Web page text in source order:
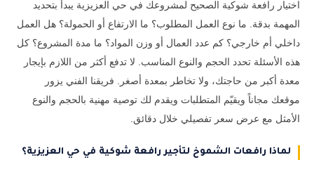
اختيار رافعة شوكية الصحيح لمشروعك في حي العزيزية يبدأ بتحديد
المهمة بدقة. ما نوع العمل المطلوب؟ ما الارتفاع أو الحمولة؟ هل العمل
داخلي أم خارجي؟ كم عدد العمال أو وزن المواد؟ ما مدة المشروع؟ كل
هذه الأسئلة تحدد الحجم والنوع المناسب. لا تدفع أكثر من اللازم بإيجار
معدة أكبر من حاجتك، ولا تخاطر بمعدة أصغر. فريقنا الفني يزور
موقعك مجاناً ويقيّم المتطلبات ويقدم لك توصية مهنية بالحجم والنوع
الأمثل مع عرض سعر تفصيلي خلال دقائق.
لماذا رافعات الشموخ لتأجير رافعة شوكية في حي العزيزية؟